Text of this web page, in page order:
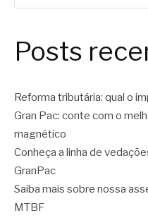
Posts
Reforma tributária: qual o
Gran Pac: conte com o
magnético
Conheça a linha de
GranPac
Saiba mais sobre nossa
MTBF